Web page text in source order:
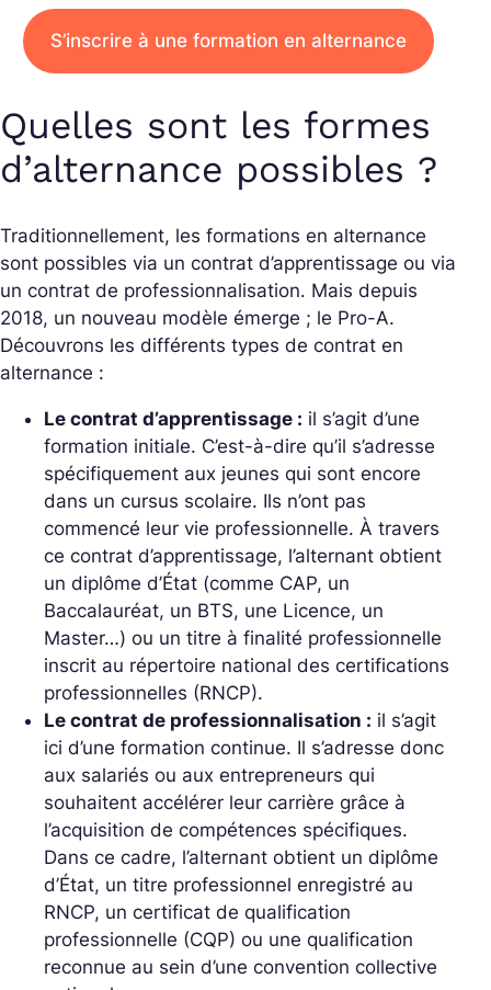
S’inscrire à une formation en alternance
Quelles sont les formes
d’alternance possibles ?
Traditionnellement, les formations en alternance
sont possibles via un contrat d’apprentissage ou via
un contrat de professionnalisation. Mais depuis
2018, un nouveau modèle émerge ; le Pro-A.
Découvrons les différents types de contrat en
alternance :
Le contrat d’apprentissage : il s’agit d’une
formation initiale. C’est-à-dire qu’il s’adresse
spécifiquement aux jeunes qui sont encore
dans un cursus scolaire. Ils n’ont pas
commencé leur vie professionnelle. À travers
ce contrat d’apprentissage, l’alternant obtient
un diplôme d’État (comme CAP, un
Baccalauréat, un BTS, une Licence, un
Master…) ou un titre à finalité professionnelle
inscrit au répertoire national des certifications
professionnelles (RNCP).
Le contrat de professionnalisation : il s’agit
ici d’une formation continue. Il s’adresse donc
aux salariés ou aux entrepreneurs qui
souhaitent accélérer leur carrière grâce à
l’acquisition de compétences spécifiques.
Dans ce cadre, l’alternant obtient un diplôme
d’État, un titre professionnel enregistré au
RNCP, un certificat de qualification
professionnelle (CQP) ou une qualification
reconnue au sein d’une convention collective